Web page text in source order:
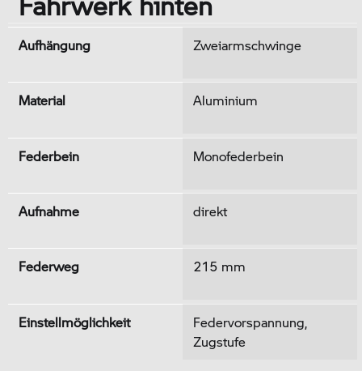
Aufhängung Zweiarmschwinge
Material Aluminium
Federbein Monofederbein
Aufnahme direkt
Federweg 215 mm
Einstellmöglichkeit
Federvorspannung,
Zugstufe